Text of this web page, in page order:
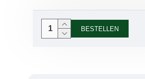
BESTELLEN